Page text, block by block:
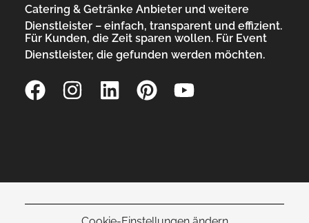
Catering & Getränke Anbieter und weitere
Dienstleister – einfach, transparent und effizient.
Für Kunden, die Zeit sparen wollen. Für Event
Dienstleister, die gefunden werden möchten.